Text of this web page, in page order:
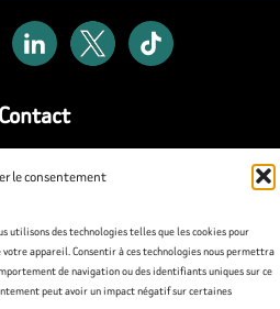
le consentement
utilisons des technologies telles que les cookies pour
appareil. Consentir à ces technologies nous permettra
de navigation ou des identifiants uniques sur ce
peut avoir un impact négatif sur certaines
Contact
Presse
légales
confidentialité